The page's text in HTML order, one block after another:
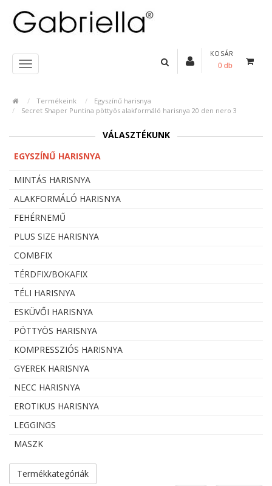
KOSÁR
0 db
Termékeink
Egyszínű harisnya
Secret Shaper Puntina pöttyös alakformáló harisnya 20 den nero 3
VÁLASZTÉKUNK
EGYSZÍNŰ HARISNYA
MINTÁS HARISNYA
ALAKFORMÁLÓ HARISNYA
FEHÉRNEMŰ
PLUS SIZE HARISNYA
COMBFIX
TÉRDFIX/BOKAFIX
TÉLI HARISNYA
ESKÜVŐI HARISNYA
PÖTTYÖS HARISNYA
KOMPRESSZIÓS HARISNYA
GYEREK HARISNYA
NECC HARISNYA
EROTIKUS HARISNYA
LEGGINGS
MASZK
Termékkategóriák